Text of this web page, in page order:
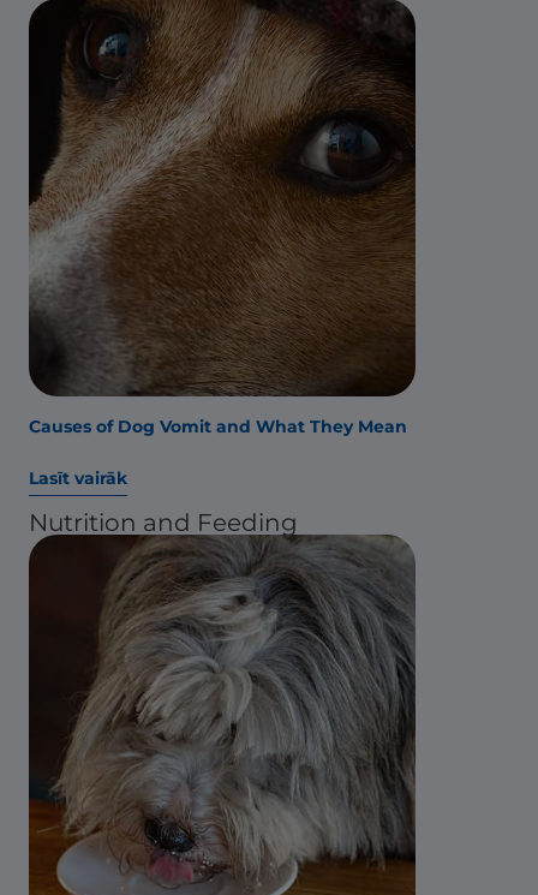
Causes of Dog Vomit and What They Mean
Lasīt vairāk
Nutrition and Feeding